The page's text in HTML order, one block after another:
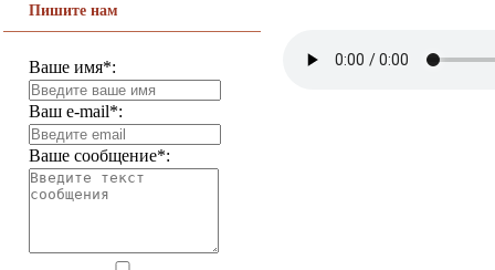
Пишите нам
Ваше имя*:
Ваш e-mail*:
Ваше сообщение*: